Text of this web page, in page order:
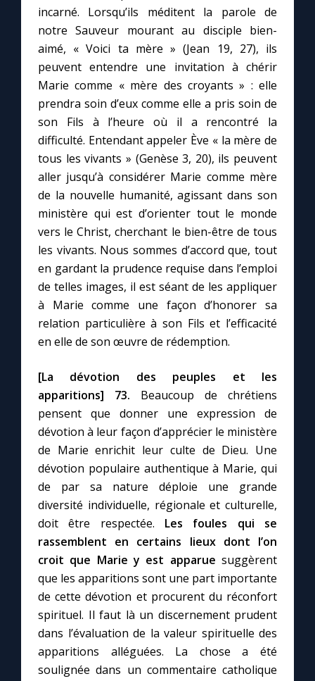
incarné. Lorsqu’ils méditent la parole de
notre Sauveur mourant au disciple bien-
aimé, « Voici ta mère » (Jean 19, 27), ils
peuvent entendre une invitation à chérir
Marie comme « mère des croyants » : elle
prendra soin d’eux comme elle a pris soin de
son Fils à l’heure où il a rencontré la
difficulté. Entendant appeler Ève « la mère de
tous les vivants » (Genèse 3, 20), ils peuvent
aller jusqu’à considérer Marie comme mère
de la nouvelle humanité, agissant dans son
ministère qui est d’orienter tout le monde
vers le Christ, cherchant le bien-être de tous
les vivants. Nous sommes d’accord que, tout
en gardant la prudence requise dans l’emploi
de telles images, il est séant de les appliquer
à Marie comme une façon d’honorer sa
relation particulière à son Fils et l’efficacité
en elle de son œuvre de rédemption.
[La dévotion des peuples et les
apparitions]
73. Beaucoup de chrétiens
pensent que donner une expression de
dévotion à leur façon d’apprécier le ministère
de Marie enrichit leur culte de Dieu. Une
dévotion populaire authentique à Marie, qui
de par sa nature déploie une grande
diversité individuelle, régionale et culturelle,
doit être respectée. Les foules qui se
rassemblent en certains lieux dont l’on
croit que Marie y est apparue suggèrent
que les apparitions sont une part importante
de cette dévotion et procurent du réconfort
spirituel. Il faut là un discernement prudent
dans l’évaluation de la valeur spirituelle des
apparitions alléguées. La chose a été
soulignée dans un commentaire catholique